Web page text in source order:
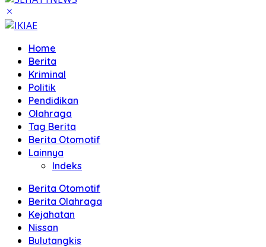
Home
Berita
Kriminal
Politik
Pendidikan
Olahraga
Tag Berita
Berita Otomotif
Lainnya
Indeks
Berita Otomotif
Berita Olahraga
Kejahatan
Nissan
Bulutangkis